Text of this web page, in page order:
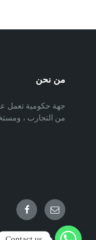
من نحن
جهة حكومية تعمل
من التجارب ،
Email